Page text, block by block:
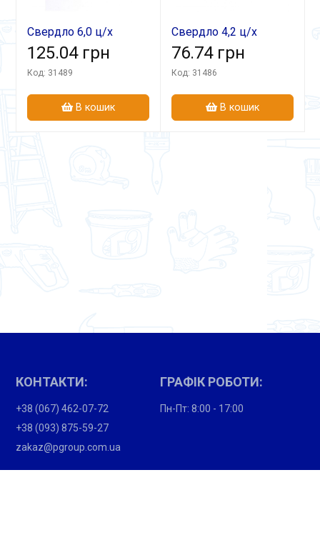
Свердло 6,0 ц/х
середня серія
Р6М5К5 А1 в блістері
125.04 грн
Код: 31489
В кошик
Свердло 4,2 ц/х
середня серія
Р6М5К5 А1в блістері
76.74 грн
Код: 31486
В кошик
КОНТАКТИ:
+38 (067) 462-07-72
+38 (093) 875-59-27
zakaz@pgroup.com.ua
ГРАФІК РОБОТИ:
Пн-Пт: 8:00 - 17:00